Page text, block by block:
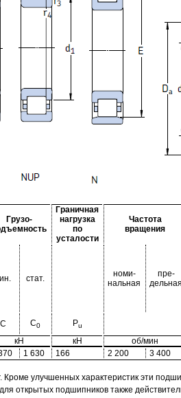
Грузо-
Граничная
нагрузка
по
усталости
Частота
вращения
стат.
номи-
нальная
пре-
дельная
C C0 Pu
кН кН об/мин
1 630 166 2 200 3 400
Кроме улучшенных характеристик эти
открытых подшипников также